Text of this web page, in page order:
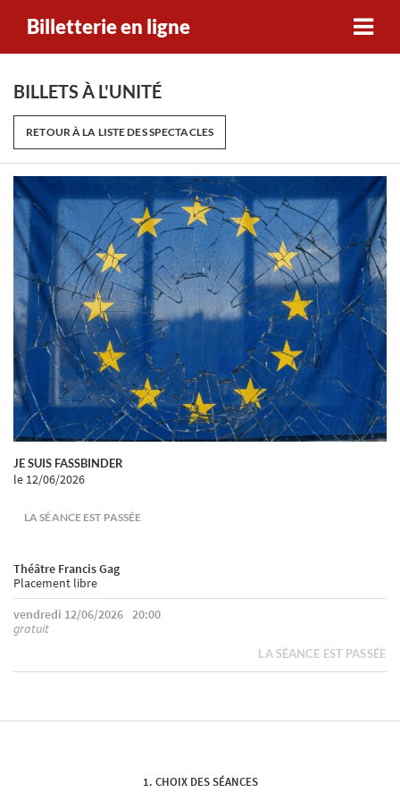
Billetterie en ligne
BILLETS À L'UNITÉ
RETOUR À LA LISTE DES SPECTACLES
JE SUIS FASSBINDER
le 12/06/2026
LA SÉANCE EST PASSÉE
Théâtre Francis Gag
Placement libre
vendredi 12/06/2026 20:00
gratuit
LA SÉANCE EST PASSÉE
CHOIX DES SÉANCES